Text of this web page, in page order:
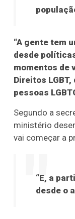
“A gente tem
desde
momentos de
Direitos
pessoas
Segundo a
ministério
vai começar a
“E, a
desde o